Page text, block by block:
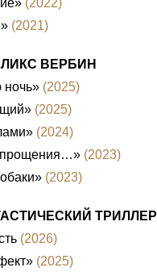
(2022)
(2021)
ВЕРБИН
ночь» (2025)
(2025)
(2024)
прощения…» (2023)
(2023)
ТРИЛЛЕР
(2026)
(2025)